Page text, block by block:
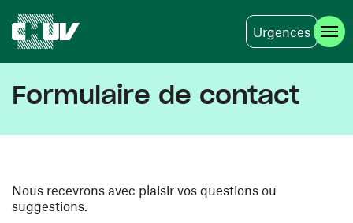
Urgences
Formulaire de contact
Nous recevrons avec plaisir vos questions ou
suggestions.